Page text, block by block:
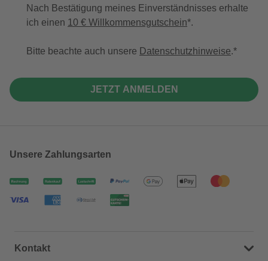
Nach Bestätigung meines Einverständnisses erhalte
ich einen 10 € Willkommensgutschein*.
Bitte beachte auch unsere Datenschutzhinweise.
JETZT ANMELDEN
Unsere Zahlungsarten
Kontakt